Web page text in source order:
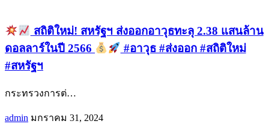
สถิติใหม่! สหรัฐฯ ส่งออกอาวุธทะลุ 2.38 แสนล้าน
ดอลลาร์ในปี 2566
#อาวุธ #ส่งออก #สถิติใหม่
#สหรัฐฯ
กระทรวงการต่…
admin มกราคม 31, 2024